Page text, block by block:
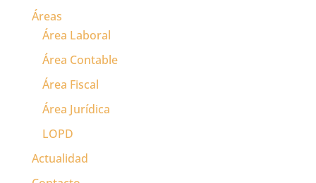
Áreas
Área Laboral
Área Contable
Área Fiscal
Área Jurídica
LOPD
Actualidad